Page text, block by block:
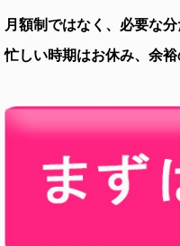
月額制ではなく、必要な
忙しい時期はお休み、余